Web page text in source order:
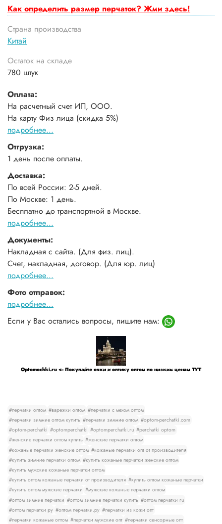
Как определить размер перчаток? Жми здесь!
Страна производства
Китай
Остаток на складе
780 штук
Оплата:
На расчетный счет ИП, ООО.
На карту Физ лица (скидка 5%)
подробнее...
Отгрузка:
1 день после оплаты.
Доставка:
По всей России: 2-5 дней.
По Москве: 1 день.
Бесплатно до транспортной в Москве.
подробнее...
Документы:
Накладная с сайта. (Для физ. лиц).
Счет, накладная, договор. (Для юр. лиц)
подробнее...
Фото отправок:
подробнее...
Если у Вас остались вопросы, пишите нам:
Optomochki.ru <-- Покупайте очки и оптику оптом по низким ценам ТУТ
#перчатки оптом #варежки оптом #перчатки с мехом оптом
#перчатки зимние оптом купить #перчатки зимние оптом #optom-perchatki.com
#optom-perchatki #optomperchatki #optomperchatki.ru #perchatki optom
#женские перчатки оптом купить #женские перчатки оптом
#кожаные перчатки женские оптом #кожаные перчатки опт от производителя
#купить зимние перчатки оптом #купить кожаные перчатки женские оптом
#купить мужские кожаные перчатки оптом
#купить оптом кожаные перчатки от производителя #купить оптом кожаные перчатки
#купить оптом мужские перчатки #мужские кожаные перчатки оптом
#оптом зимние перчатки #оптом зимние перчатки купить #оптом перчатки ru
#оптом перчатки ру #оптом перчатки.ру #перчатки из кожи опт
#перчатки кожаные оптом #перчатки мужские опт #перчатки сенсорные опт